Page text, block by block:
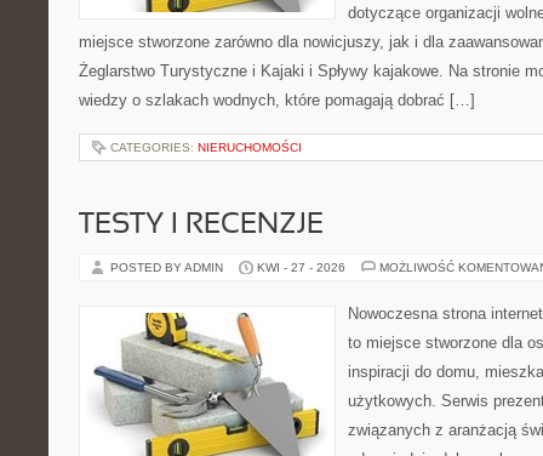
dotyczące organizacji
miejsce stworzone zarówno dla nowicjuszy, jak i dla
Żeglarstwo Turystyczne i Kajaki i Spływy kajakowe. Na stronie
wiedzy o szlakach wodnych, które pomagają dobrać […]
CATEGORIES: NIERUCHOMOŚCI
TESTY I RECENZJE
POSTED BY ADMIN KWI - 27 - 2026 MOŻLIWOŚĆ
Nowoczesna strona
to miejsce stworzone dla
inspiracji do domu,
użytkowych. Serwis
związanych z aranżacją